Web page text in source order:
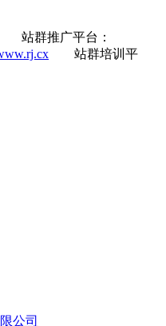
站群推广平台：
站群培训平